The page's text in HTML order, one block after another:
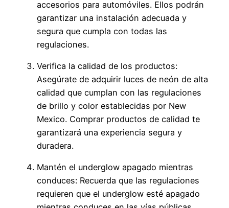
accesorios para automóviles. Ellos podrán
garantizar una instalación adecuada y
segura que cumpla con todas las
regulaciones.
Verifica la calidad de los productos:
Asegúrate de adquirir luces de neón de alta
calidad que cumplan con las regulaciones
de brillo y color establecidas por New
Mexico. Comprar productos de calidad te
garantizará una experiencia segura y
duradera.
Mantén el underglow apagado mientras
conduces: Recuerda que las regulaciones
requieren que el underglow esté apagado